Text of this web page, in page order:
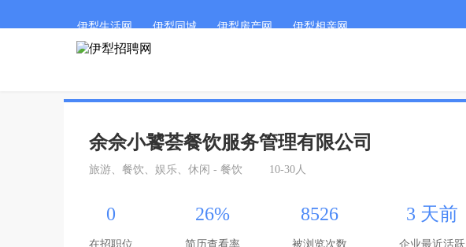
伊犁生活网 伊犁同城 伊犁房产网 伊犁相亲网
余佘小饕荟餐饮服务管理有限公司
旅游、餐饮、娱乐、休闲 - 餐饮 10-30人
0
在招职位
26%
简历查看率
8526
被浏览次数
3 天前
企业最近活跃